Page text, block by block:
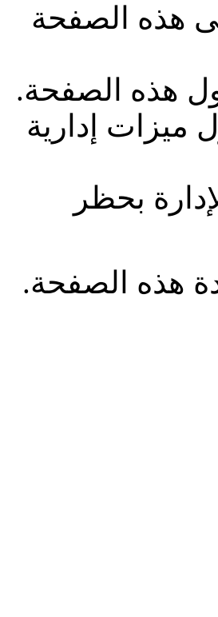
هذه الصفحة
هذه الصفحة.
إدارية
بحظر
هذه الصفحة.